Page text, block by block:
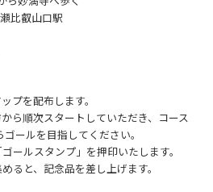
比叡山口駅
プを配布します。
ら順次スタートしていただき、コース
ールを目指してください。
ールスタンプ」を押印いたします。
ると、記念品を差し上げます。